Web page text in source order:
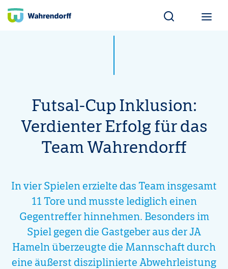
Wahrendorff
Futsal-Cup Inklusion:
Verdienter Erfolg für das
Team Wahrendorff
In vier Spielen erzielte das Team insgesamt
11 Tore und musste lediglich einen
Gegentreffer hinnehmen. Besonders im
Spiel gegen die Gastgeber aus der JA
Hameln überzeugte die Mannschaft durch
eine äußerst disziplinierte Abwehrleistung